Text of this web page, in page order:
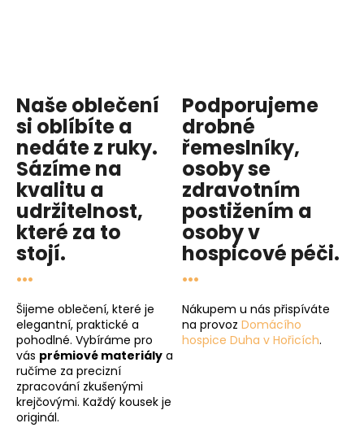
Naše oblečení
si oblíbíte a
nedáte z ruky.
Sázíme na
kvalitu a
udržitelnost,
které za to
stojí.
...
Šijeme oblečení, které je
elegantní, praktické a
pohodlné. Vybíráme pro
vás prémiové materiály a
ručíme za precizní
zpracování zkušenými
krejčovými. Každý kousek je
originál.
Podporujeme
drobné
řemeslníky,
osoby se
zdravotním
postižením a
osoby v
hospicové péči.
...
Nákupem u nás přispíváte
na provoz Domácího
hospice Duha v Hořicích.